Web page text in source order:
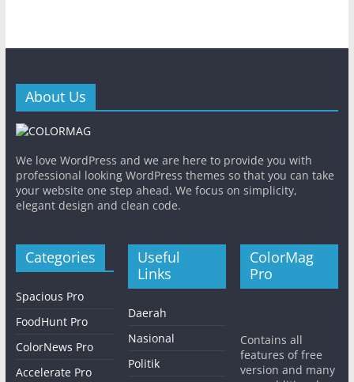
About Us
We love WordPress and we are here to provide you with
professional looking WordPress themes so that you can take
your website one step ahead. We focus on simplicity,
elegant design and clean code.
Categories
Spacious Pro
FoodHunt Pro
ColorNews Pro
Accelerate Pro
Useful
Links
Daerah
Nasional
Politik
ColorMag
Pro
Contains all
features of free
version and many